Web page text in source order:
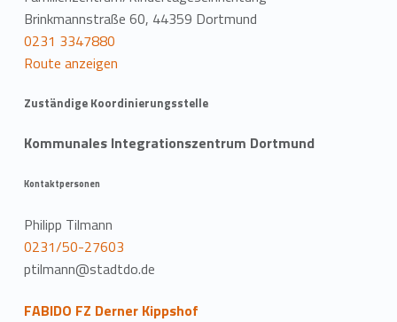
Brinkmannstraße 60, 44359 Dortmund
0231 3347880
Route anzeigen
Zuständige Koordinierungsstelle
Kommunales Integrationszentrum Dortmund
Kontaktpersonen
Philipp Tilmann
0231/50-27603
ptilmann@stadtdo.de
FABIDO FZ Derner Kippshof